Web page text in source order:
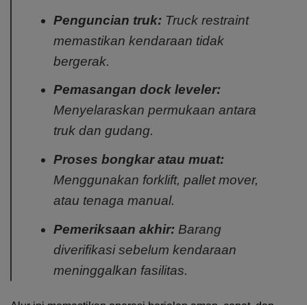
Penguncian truk:Truck restraint
memastikan kendaraan tidak
bergerak.
Pemasangan dock leveler:
Menyelaraskan permukaan antara
truk dan gudang.
Proses bongkar atau muat:
Menggunakan forklift, pallet mover,
atau tenaga manual.
Pemeriksaan akhir:Barang
diverifikasi sebelum kendaraan
meninggalkan fasilitas.